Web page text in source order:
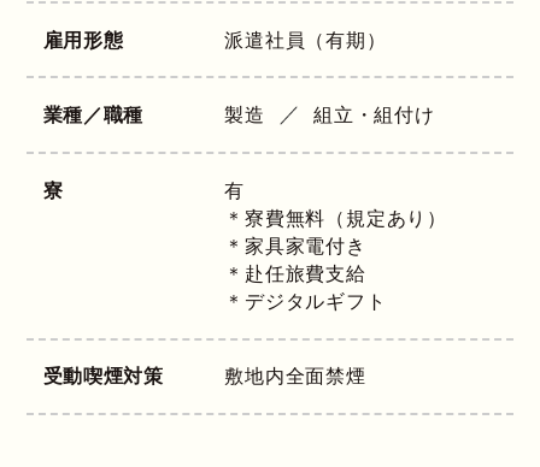
雇用形態 派遣社員（有期）
業種／職種 製造 組立・組付け
寮
有
＊寮費無料（規定あり）
＊家具家電付き
＊赴任旅費支給
＊デジタルギフト
受動喫煙対策 敷地内全面禁煙